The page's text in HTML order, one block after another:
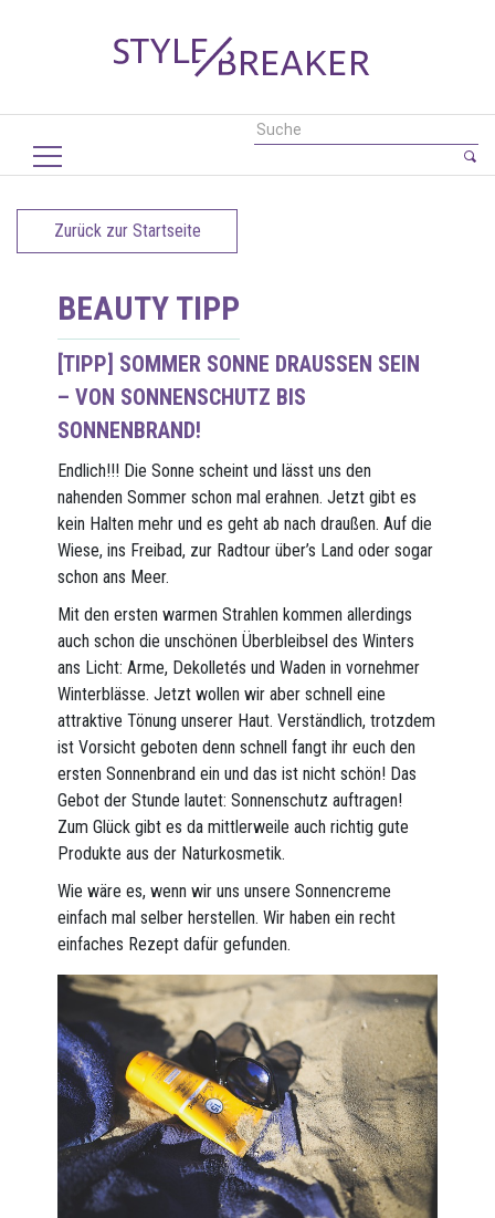
Zurück zur Startseite
BEAUTY TIPP
[TIPP] SOMMER SONNE DRAUSSEN SEIN –
VON SONNENSCHUTZ BIS S
ONNENBRAND!
Endlich!!! Die Sonne scheint und lässt uns den
nahenden Sommer schon mal erahnen. Jetzt gibt es
kein Halten mehr und es geht ab nach draußen. Auf die
Wiese, ins Freibad, zur Radtour über’s Land oder sogar
schon ans Meer.
Mit den ersten warmen Strahlen kommen allerdings
auch schon die unschönen Überbleibsel des Winters
ans Licht: Arme, Dekolletés und Waden in vornehmer
Winterblässe. Jetzt wollen wir aber schnell eine
attraktive Tönung unserer Haut. Verständlich, trotzdem
ist Vorsicht geboten denn schnell fangt ihr euch den
ersten Sonnenbrand ein und das ist nicht schön! Das
Gebot der Stunde lautet: Sonnenschutz auftragen!
Zum Glück gibt es da mittlerweile auch richtig gute
Produkte aus der Naturkosmetik.
Wie wäre es, wenn wir uns unsere Sonnencreme
einfach mal selber herstellen. Wir haben ein recht
einfaches Rezept dafür gefunden.